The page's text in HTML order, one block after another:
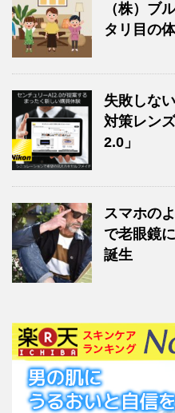
（株）ブ
タリ目の
失敗しな
対策レン
2.0」
スマホの
で老眼鏡
誕生